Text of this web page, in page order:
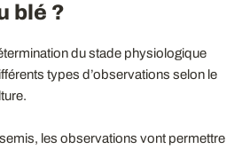
blé ?
du stade physiologique
types d’observations selon le
les observations vont permettre